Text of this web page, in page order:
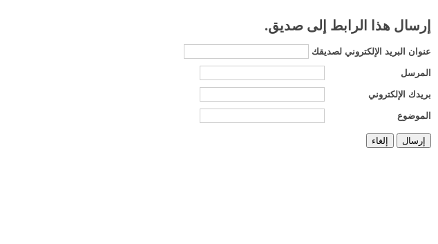
إرسال هذا الرابط إلى صديق.
عنوان البريد الإلكتروني لصديقك
المرسل
بريدك الإلكتروني
الموضوع
إرسال إلغاء